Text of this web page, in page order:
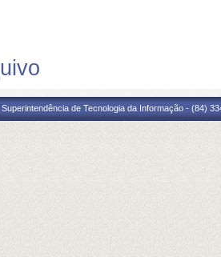
Superintendência de Tecnologia da Informação - (84)